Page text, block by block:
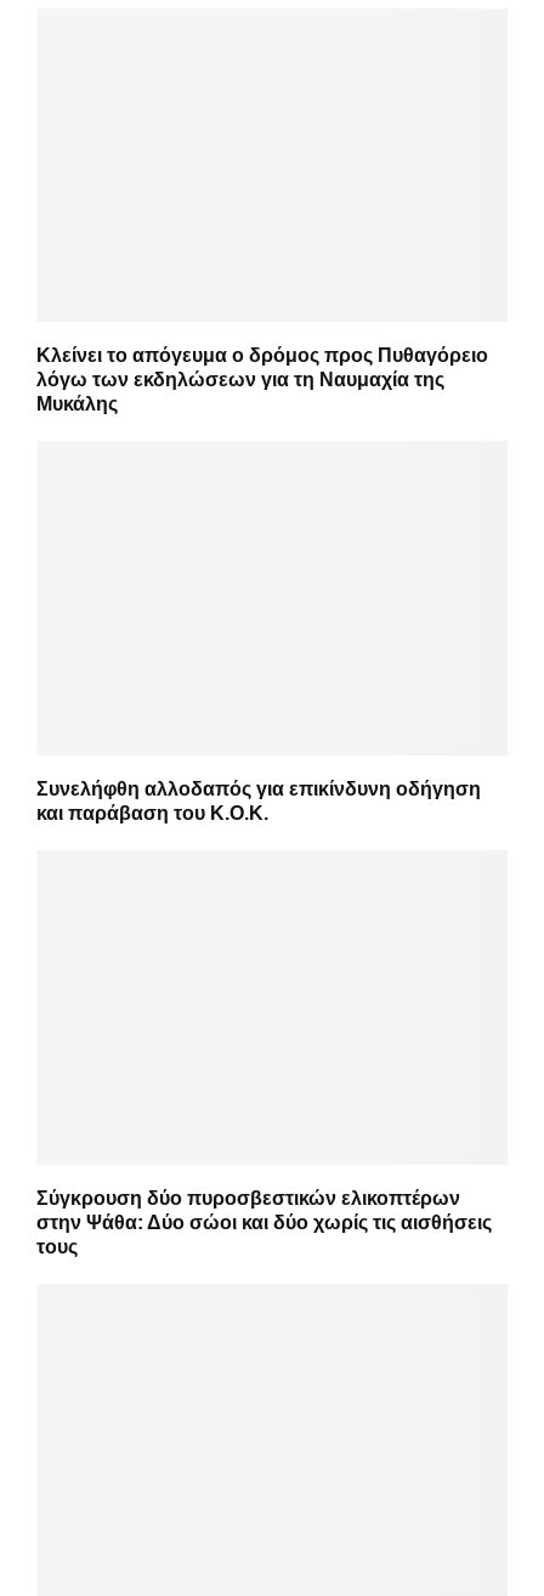
Κλείνει το απόγευμα ο δρόμος προς Πυθαγόρειο
λόγω των εκδηλώσεων για τη Ναυμαχία της
Μυκάλης
Συνελήφθη αλλοδαπός για επικίνδυνη οδήγηση
και παράβαση του Κ.Ο.Κ.
Σύγκρουση δύο πυροσβεστικών ελικοπτέρων
στην Ψάθα: Δύο σώοι και δύο χωρίς τις αισθήσεις
τους